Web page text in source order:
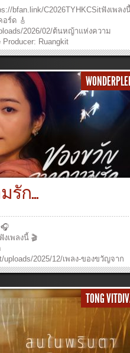
งไปไม่เดินหลงฉันขอทรงนำทางไปให้
รันดร์กาล ฟังเพลงและดูวีดีโออื่นๆ หรื
bfan.link/C2026TYHKCSitฟังเพลง
อร์ด 🎸
2026/02/ต้นหญ้าแห่งความ
Ruangkit
: Panya
vocal : Burin
& Electric Guitar:
Sansern
Supakarapongkul Music Video
Tanyaporn Luang-
Verse 1:ไม่ใช่ต้นไม้ ที่โตสูงเสียดฟ้าฉัน
ระองค์ไม่เคยทอดทิ้งพระองค์ได้ยิน
อ่อนแอสักแค่ไหนแม้โดนใครย่ำใคร
ที่ใจสลายยากสักแค่ไหน พระองค์จะน
ต์ ท่ามกลางโลกที่โหดร้ายเยียวยา
วามหวัง หัวใจจึงไม่ท้อไม่ขอยอมแพ้ แ
หรือจะร้ายฉันไม่หวั่นไหวขออยู่ใกล้
นหลงทั้งใจและกายมอบให้พระองค์
วีดีโออื่นๆ หรือร่วมสนับสนุนพันธกิจ
ก...
เพลงนี้ 🎬
uploads/2025/12/เพลง-ของขวัญจาก
Producer : Ruangkit
Kittiphong
Kittiphong KheraphumKeyboard:
KheraphumBass: Burin
(Drum Programming)Mix
Verse1:ท่ามกลางคนหมื่นล้านในวัน
รอมานาน ไม่เห็นใครแค่เธอลอง
TONG